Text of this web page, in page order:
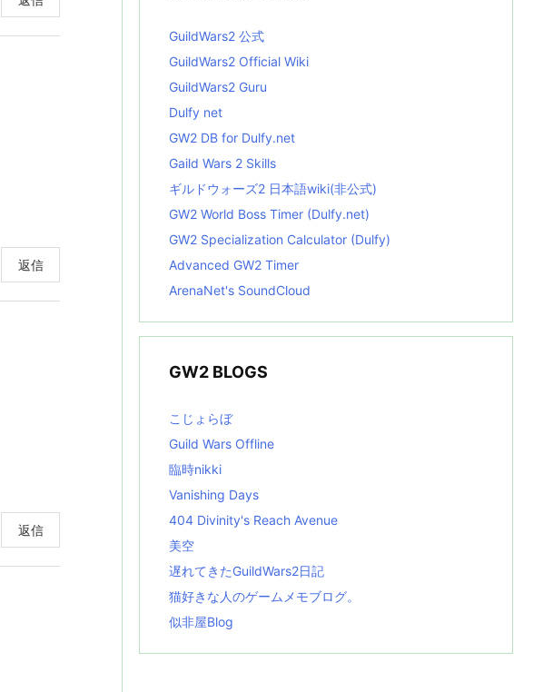
返信
返信
GuildWars2 公式
GuildWars2 Official Wiki
GuildWars2 Guru
Dulfy net
GW2 DB for Dulfy.net
Gaild Wars 2 Skills
ギルドウォーズ2 日本語wiki(非公式)
GW2 World Boss Timer (Dulfy.net)
GW2 Specialization Calculator (Dulfy)
Advanced GW2 Timer
ArenaNet's SoundCloud
GW2 BLOGS
こじょらぼ
Guild Wars Offline
臨時nikki
Vanishing Days
404 Divinity's Reach Avenue
美空
遅れてきたGuildWars2日記
猫好きな人のゲームメモブログ。
似非屋Blog